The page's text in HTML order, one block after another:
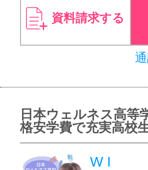
資料請求する
日本ウェルネス高
格安学費で充実高校
W I